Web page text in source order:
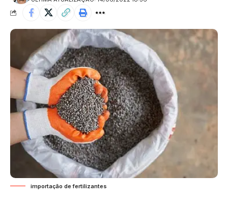
importação de fertilizantes